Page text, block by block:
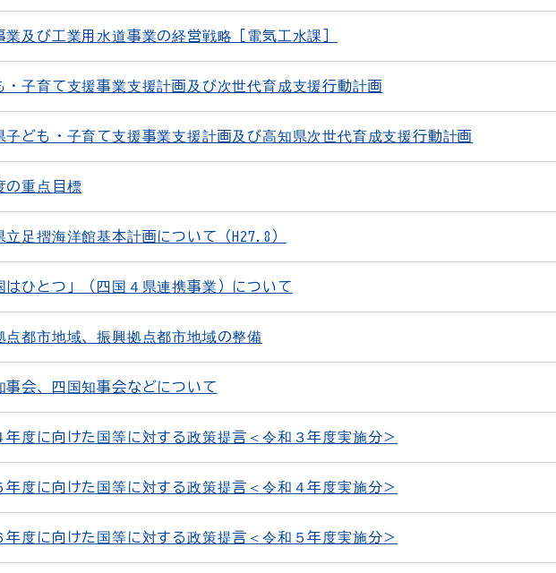
業及び工業用水道事業の経営戦略［電気工水課］
・子育て支援事業支援計画及び次世代育成支援行動計画
子ども・子育て支援事業支援計画及び高知県次世代育成支援行動計画
の重点目標
立足摺海洋館基本計画について（H27.8）
はひとつ」（四国４県連携事業）について
点都市地域、振興拠点都市地域の整備
事会、四国知事会などについて
年度に向けた国等に対する政策提言＜令和３年度実施分＞
年度に向けた国等に対する政策提言＜令和４年度実施分＞
年度に向けた国等に対する政策提言＜令和５年度実施分＞